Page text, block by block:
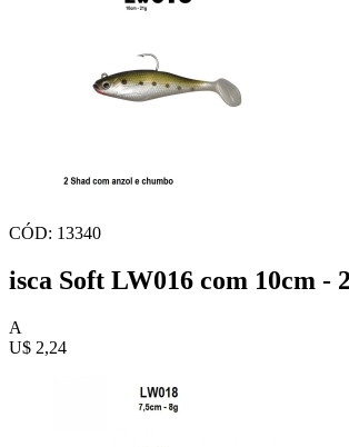
CÓD: 13340
isca Soft LW016 com 10cm -
A
U$ 2,24